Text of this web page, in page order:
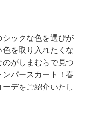
ックな色を選びが
を取り入れたくな
がしまむらで見つ
パースカート！春
デをご紹介いたし